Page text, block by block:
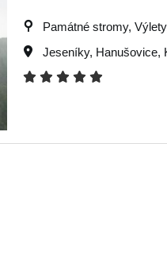
Památné stromy,
Jeseníky, Hanušovice,